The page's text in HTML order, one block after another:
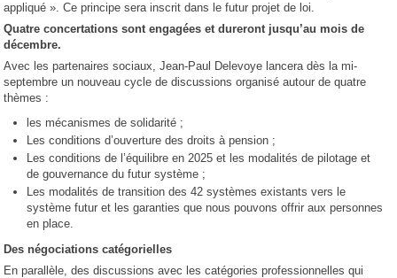
appliqué ». Ce principe sera inscrit dans le futur projet de loi.
Quatre concertations sont engagées et dureront jusqu’au mois de
décembre.
Avec les partenaires sociaux, Jean-Paul Delevoye lancera dès la mi-
septembre un nouveau cycle de discussions organisé autour de quatre
thèmes :
les mécanismes de solidarité ;
Les conditions d’ouverture des droits à pension ;
Les conditions de l’équilibre en 2025 et les modalités de pilotage et
de gouvernance du futur système ;
Les modalités de transition des 42 systèmes existants vers le
système futur et les garanties que nous pouvons offrir aux personnes
en place.
Des négociations catégorielles
En parallèle, des discussions avec les catégories professionnelles qui